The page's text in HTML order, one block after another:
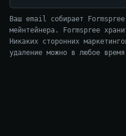
Ваш email собирает
мейнтейнера. Formspree
Никаких сторонних
удаление можно в любое